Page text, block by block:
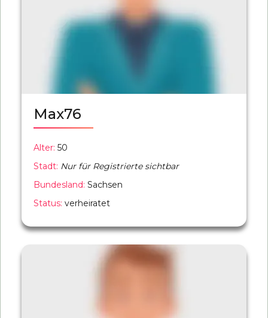
Max76
Alter: 50
Stadt: Nur für Registrierte sichtbar
Bundesland: Sachsen
Status: verheiratet